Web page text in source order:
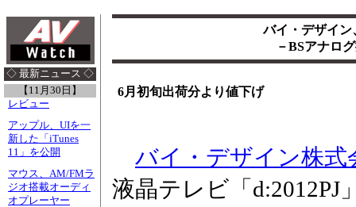
◇ 最新ニュース ◇
【11月30日】
レビュー
アップル、UIを一
新した「iTunes
11」を公開
マウス、AM/FMラ
ジオ搭載オーディ
オプレーヤー
バイ・デザイン
－BSアナロ
6月初旬出荷分より値下げ
バイ・デザイン株式
液晶テレビ「d:2012PJ